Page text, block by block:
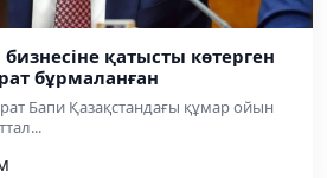
қатысты көтерген
бұрмаланған
Бапи Қазақстандағы құмар ойын